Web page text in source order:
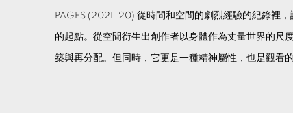
PAGES (2021–20) 從時間和空間的劇烈經驗的紀錄裡
的起點。從空間衍生出創作者以身體作為丈量世界的尺
築與再分配。但同時，它更是一種精神屬性，也是觀看